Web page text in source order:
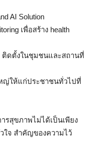
AI Solution
เพื่อสร้าง health
ติดตั้งในชุมชนและสถานที่
ญ่ให้แก่ประชาชนทั่วไปที่
รสุขภาพไม่ได้เป็นเพียง
ใจ สำคัญของความไว้